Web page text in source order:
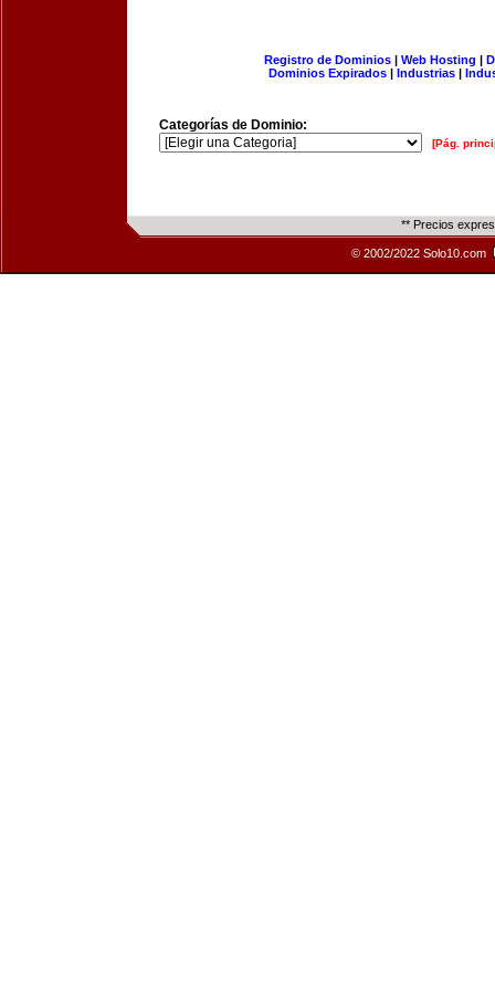
Registro de Dominios| Web Hosting |
Dominios Expirados | Industrias |
Categorías de Dominio:
[Pág.
** Precios
© 2002/2022 Solo10.com